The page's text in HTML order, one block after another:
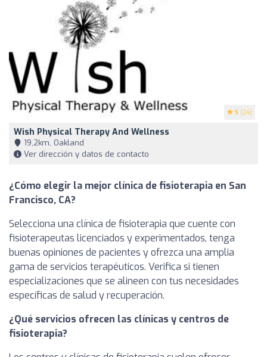
5 (24)
Wish Physical Therapy And Wellness
19,2km, Oakland
Ver dirección y datos de contacto
¿Cómo elegir la mejor clínica de fisioterapia en San
Francisco, CA?
Selecciona una clínica de fisioterapia que cuente con
fisioterapeutas licenciados y experimentados, tenga
buenas opiniones de pacientes y ofrezca una amplia
gama de servicios terapéuticos. Verifica si tienen
especializaciones que se alineen con tus necesidades
específicas de salud y recuperación.
¿Qué servicios ofrecen las clínicas y centros de
fisioterapia?